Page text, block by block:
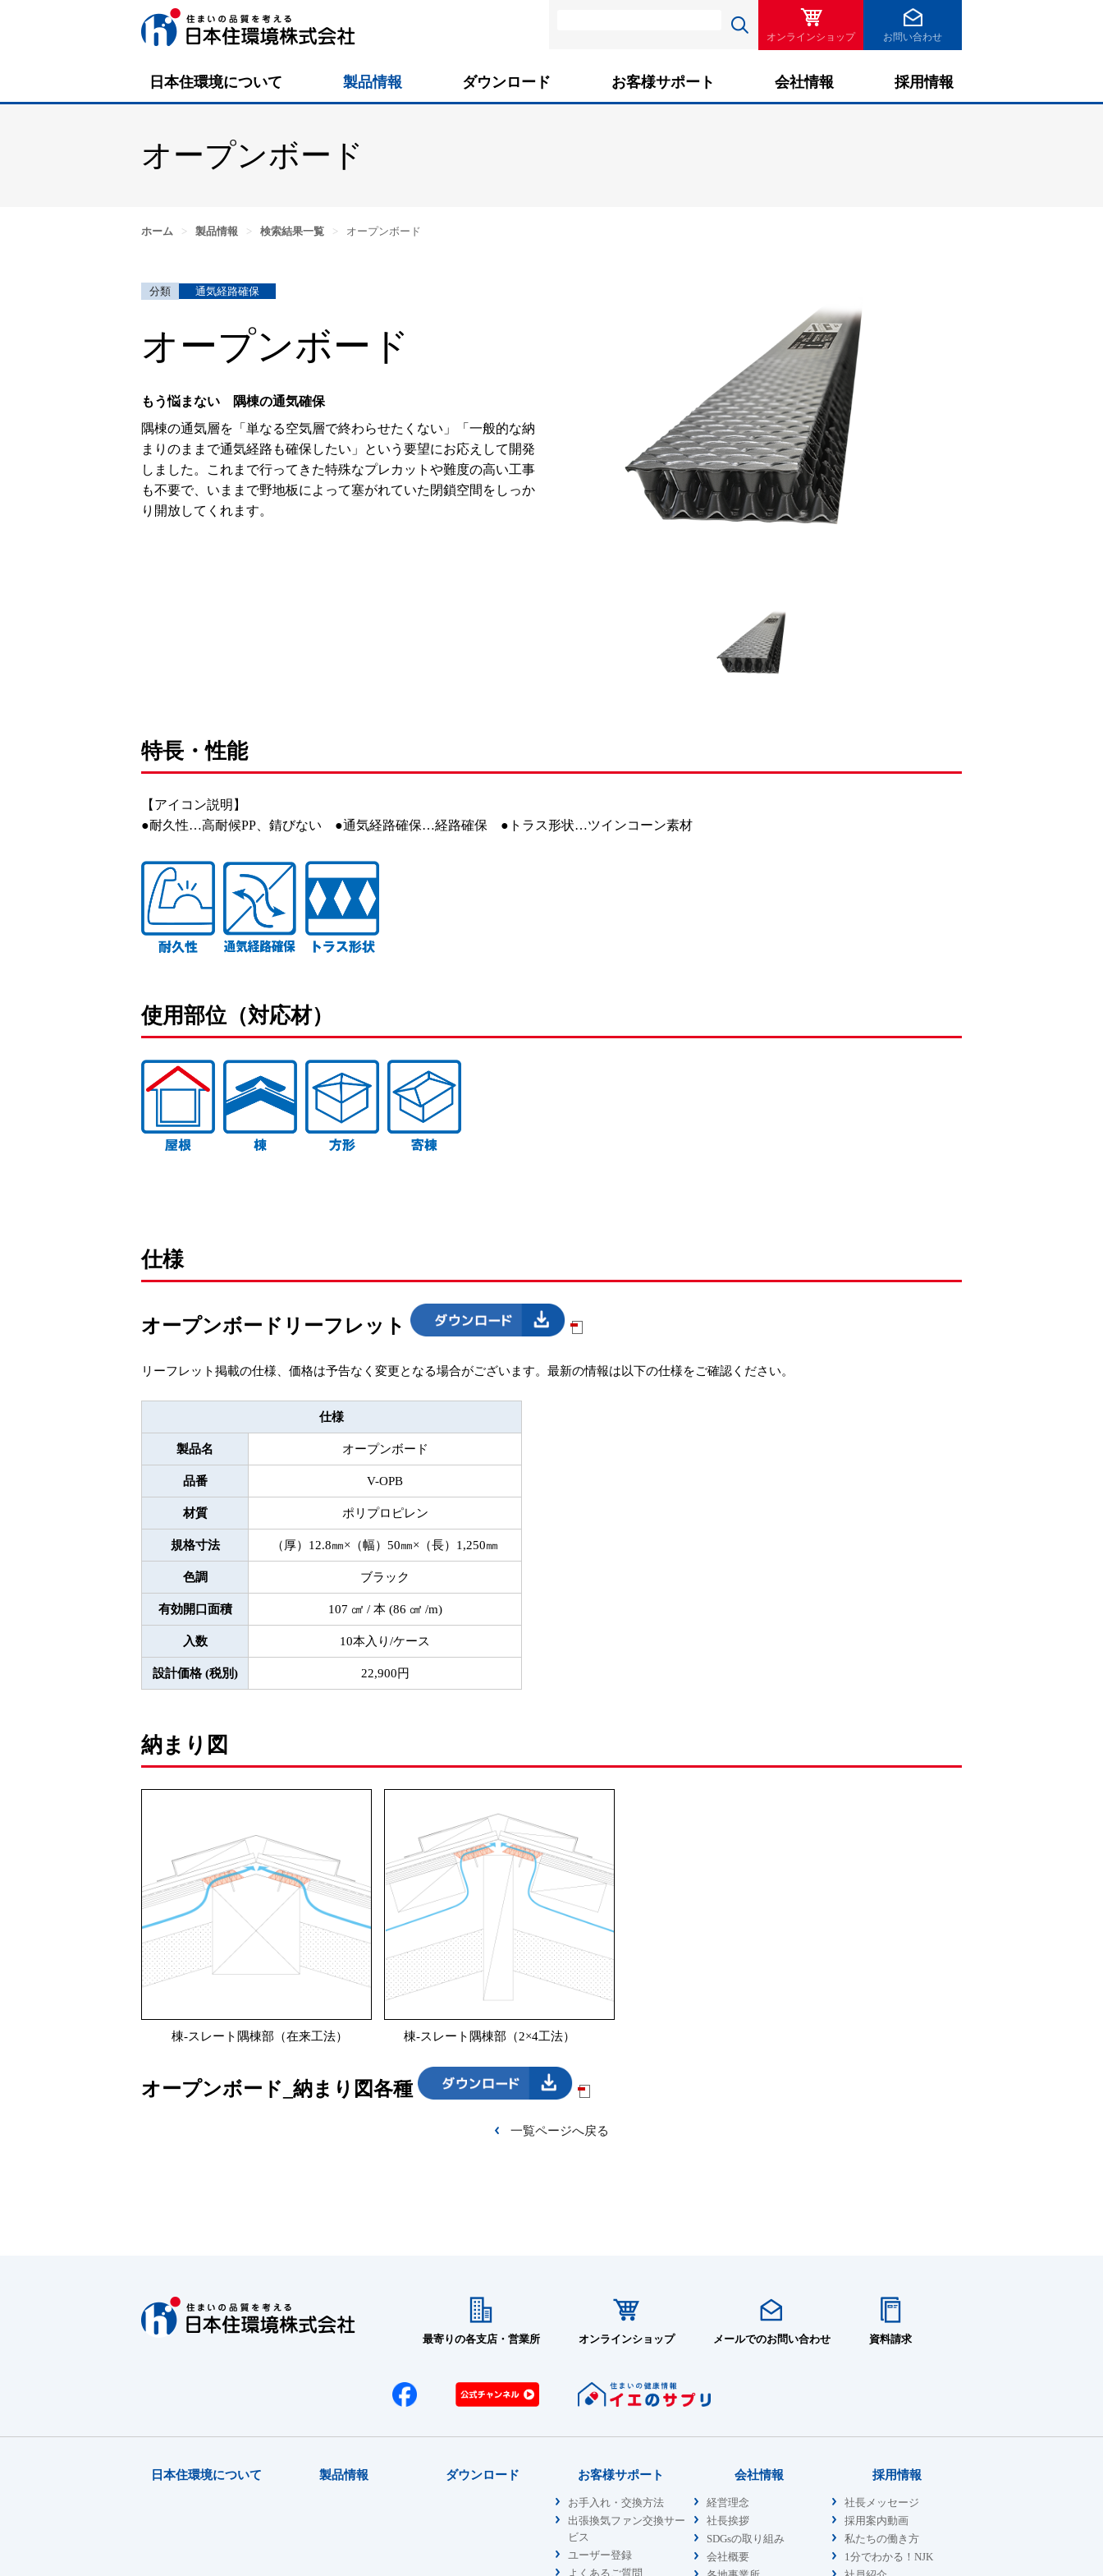
検索
オンラインショップ お問い合わせ
日本住環境について 製品情報 ダウンロード お客様サポート 会社情報 採用情報
オープンボード
ホーム > 製品情報 > 検索結果一覧 > オープンボード
通気経路確保
オープンボード
もう悩まない 隅棟の通気確保
隅棟の通気層を「単なる空気層で終わらせたくない」「一般的な納
まりのままで通気経路も確保したい」という要望にお応えして開発
しました。これまで行ってきた特殊なプレカットや難度の高い工事
も不要で、いままで野地板によって塞がれていた閉鎖空間をしっか
り開放してくれます。
特長・性能
【アイコン説明】
●耐久性…高耐候PP、錆びない ●通気経路確保…経路確保 ●トラス形状…ツインコーン素材
使用部位（対応材）
仕様
オープンボードリーフレット
リーフレット掲載の仕様、価格は予告なく変更となる場合がございます。最新の情報は以下の仕様をご確認ください。
仕様
製品名 オープンボード
品番 V-OPB
材質 ポリプロピレン
規格寸法 （厚）12.8㎜×（幅）50㎜×（長）1,250㎜
色調 ブラック
有効開口面積 107 ㎠ / 本 (86 ㎠ /m)
入数 10本入り/ケース
設計価格 (税別) 22,900円
納まり図
棟-スレート隅棟部（在来工法） 棟-スレート隅棟部（2×4工法）
オープンボード_納まり図各種
一覧ページへ戻る
最寄りの各支店・営業所 オンラインショップ メールでのお問い合わせ 資料請求
日本住環境について 製品情報 ダウンロード お客様サポート
お手入れ・交換方法
出張換気ファン交換サー
ビス
ユーザー登録
よくあるご質問
会社情報
経営理念
社長挨拶
SDGsの取り組み
会社概要
採用情報
社長メッセージ
採用案内動画
私たちの働き方
1分でわかる！NJK